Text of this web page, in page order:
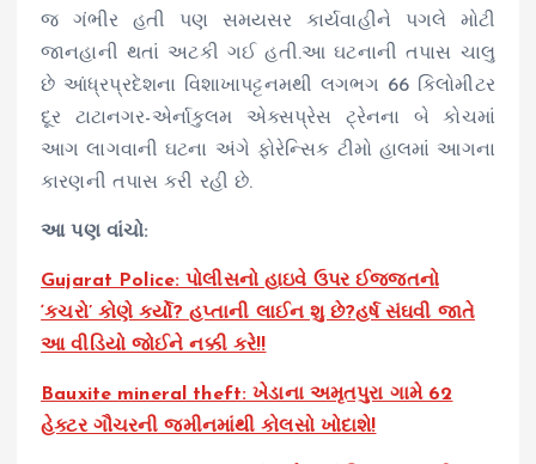
જ ગંભીર હતી પણ સમયસર કાર્યવાહીને પગલે મોટી
જાનહાની થતાં અટકી ગઈ હતી.આ ઘટનાની તપાસ ચાલુ
છે આંધ્રપ્રદેશના વિશાખાપટ્ટનમથી લગભગ 66 કિલોમીટર
દૂર ટાટાનગર-એર્નાકુલમ એક્સપ્રેસ ટ્રેનના બે કોચમાં
આગ લાગવાની ઘટના અંગે ફોરેન્સિક ટીમો હાલમાં આગના
કારણની તપાસ કરી રહી છે.
આ પણ વાંચો:
Gujarat Police: પોલીસનો હાઇવે ઉપર ઈજ્જતનો
‘કચરો’ કોણે કર્યો? હપ્તાની લાઈન શુ છે?હર્ષ સંઘવી જાતે
આ વીડિયો જોઈને નક્કી કરે!!
Bauxite mineral theft: ખેડાના અમૃતપુરા ગામે 62
હેક્ટર ગૌચરની જમીનમાંથી કોલસો ખોદાશે!